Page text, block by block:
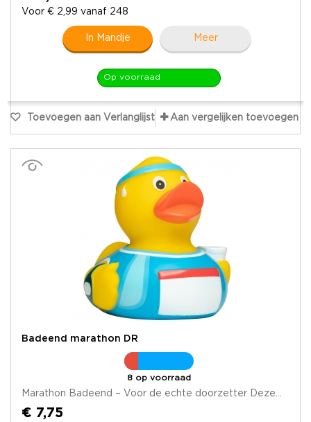
Voor € 2,99 vanaf 248
In Mandje Meer
Op voorraad
Toevoegen aan Verlanglijst Aan vergelijken toevoegen
Badeend marathon DR
8 op voorraad
Marathon Badeend – Voor de echte doorzetter Deze...
€ 7,75